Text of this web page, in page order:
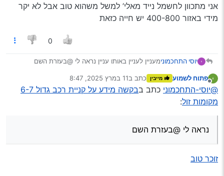
אני מתכוון לחשמל נייד מאלי’ למשל משהוא טוב אבל לא יקר
מידי באזור 400-800 יש חייה כזאת
0
יוסי התחכמונימעניין לעניין באותו עניין נראה לי @בעזרת השם
שאלתי נגיד ואמצא רכב גדול בזול חשמל איך אני עושה
חימום תאורה מה אתם ממליצים??
פתוח לשמוע מייבין כתב ב11 במרץ 2025, 8:47
נערך לאחרונה על ידי
@יוסי-התחכמוני כתב ב
בקשה מידע על קניית רכב גדול 6-7
מקומות זול:
נראה לי @בעזרת השם
זוכר טוב